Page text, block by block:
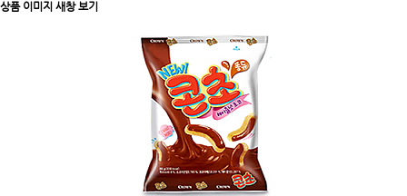
상품 이미지 새창 보기